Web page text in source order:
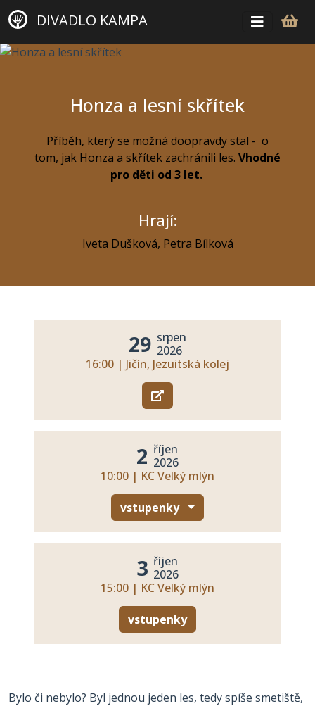
DIVADLO KAMPA
Honza a lesní skřítek
Příběh, který se možná doopravdy stal - o
tom, jak Honza a skřítek zachránili les. Vhodné
pro děti od 3 let.
Hrají:
Iveta Dušková, Petra Bílková
29 srpen
2026
16:00 | Jičín, Jezuitská kolej
2 říjen
2026
10:00 | KC Velký mlýn
vstupenky
3 říjen
2026
15:00 | KC Velký mlýn
vstupenky
Bylo či nebylo? Byl jednou jeden les, tedy spíše smetiště,